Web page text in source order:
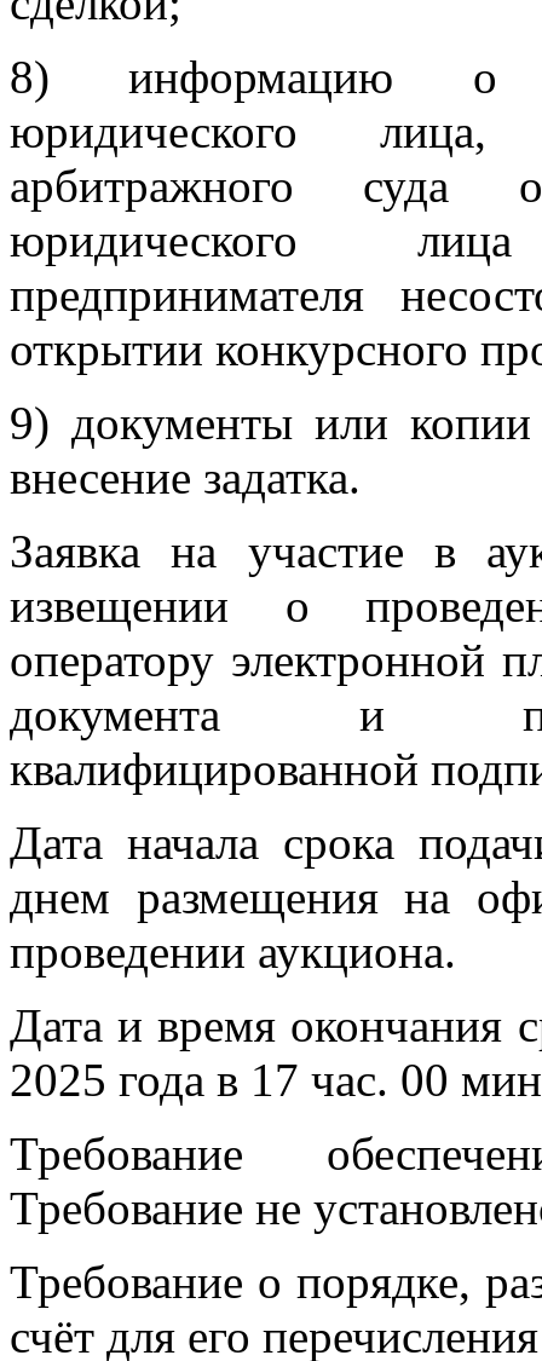
8) информацию о
юридического
арбитражного суда
юридического
предпринимателя
открытии конкурсного
9) документы или
внесение задатка.
Заявка на участие в
извещении о
оператору электронной
документа и
квалифицированной
Дата начала срока
днем размещения на
проведении аукциона.
Дата и время окончания
2025 года в 17 час. 00
Требование
Требование не
Требование о порядке,
счёт для его